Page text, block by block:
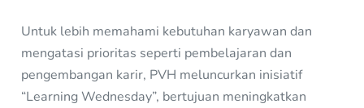
Untuk lebih memahami kebutuhan karyawan dan
mengatasi prioritas seperti pembelajaran dan
pengembangan karir, PVH meluncurkan inisiatif
“Learning Wednesday”, bertujuan meningkatkan